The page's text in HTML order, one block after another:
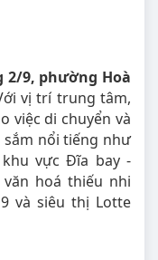
2/9, phường Hoà
vị trí trung tâm,
việc di chuyển và
sắm nổi tiếng như
khu vực Đĩa bay -
hoá thiếu nhi
và siêu thị Lotte